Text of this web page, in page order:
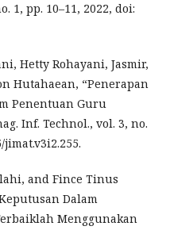
1, pp. 10–11, 2022, doi:
Hetty Rohayani, Jasmir,
Hutahaean, “Penerapan
Penentuan Guru
Inf. Technol., vol. 3, no.
jimat.v3i2.255.
and Fince Tinus
Dalam
Menggunakan